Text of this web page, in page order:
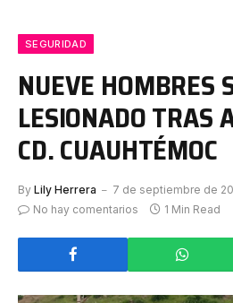
SEGURIDAD
NUEVE HOMBRES
LESIONADO TRAS
CD. CUAUHTÉMOC
By Lily Herrera
7 de septiembre de
No hay comentarios
1 Min Read